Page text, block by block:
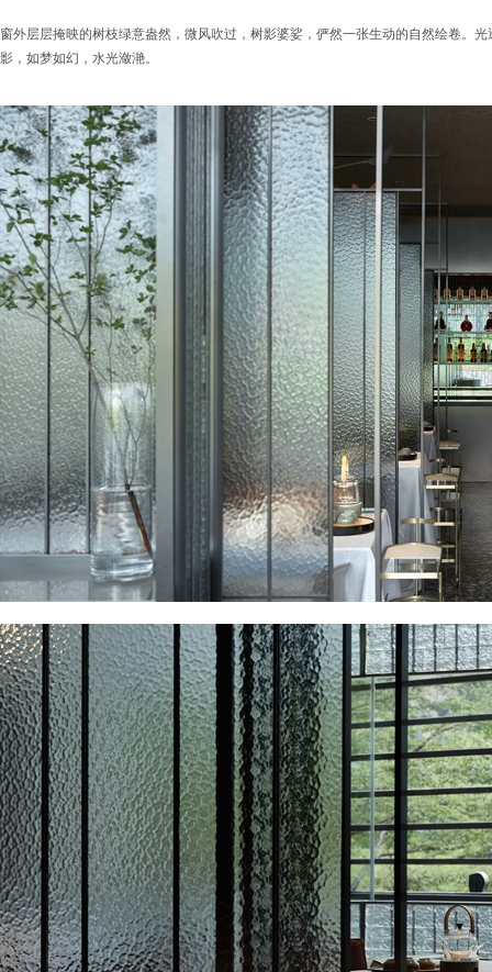
窗外层层掩映的树枝绿意盎然，微风吹过，树影婆娑，俨然一张生动的自然绘卷。
影，如梦如幻，水光潋滟。